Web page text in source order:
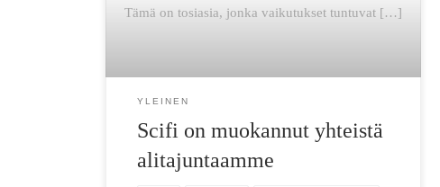
Tämä on tosiasia, jonka vaikutukset tuntuvat […]
YLEINEN
Scifi on muokannut yhteistä
alitajuntaamme